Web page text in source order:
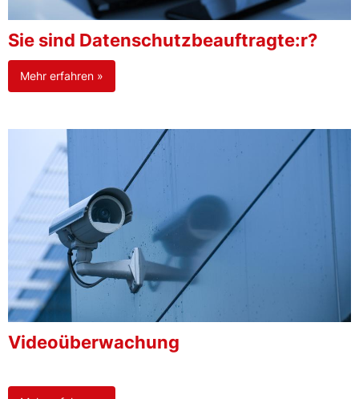
Sie sind Datenschutzbeauftragte:r?
Mehr erfahren »
Videoüberwachung